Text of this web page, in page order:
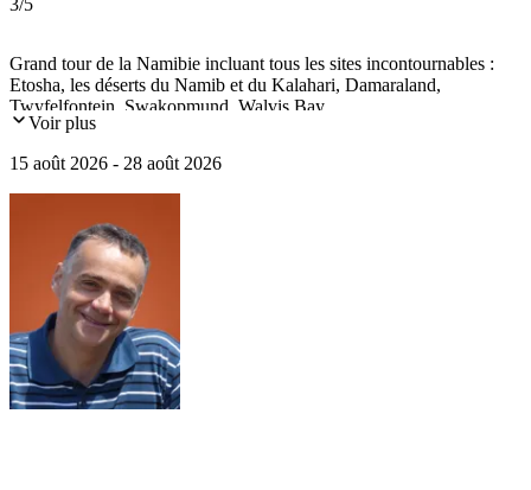
3/5
Grand tour de la Namibie incluant tous les sites incontournables :
Etosha, les déserts du Namib et du Kalahari, Damaraland,
Twyfelfontein, Swakopmund, Walvis Bay...
Voir plus
15 août 2026 - 28 août 2026